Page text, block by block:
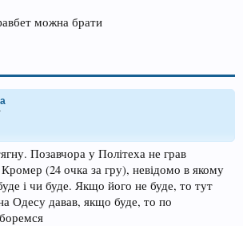
можна брати
Позавчора у Політеха не грав
(24 очка за гру), невідомо в якому
і чи буде. Якщо його не буде, то тут
Одесу давав, якщо буде, то по